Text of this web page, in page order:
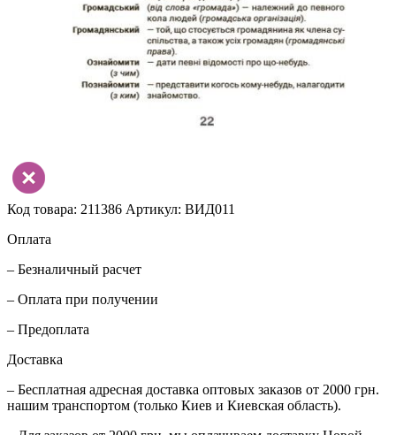
Код товара: 211386 Артикул: ВИД011
Оплата
– Безналичный расчет
– Оплата при получении
– Предоплата
Доставка
– Бесплатная адресная доставка оптовых заказов от 2000 грн.
нашим транспортом (только Киев и Киевская область).